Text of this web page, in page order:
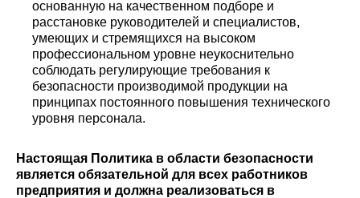
основанную на качественном подборе и
расстановке руководителей и специалистов,
умеющих и стремящихся на высоком
профессиональном уровне неукоснительно
соблюдать регулирующие требования к
безопасности производимой продукции на
принципах постоянного повышения технического
уровня персонала.
Настоящая Политика в области безопасности
является обязательной для всех работников
предприятия и должна реализоваться в